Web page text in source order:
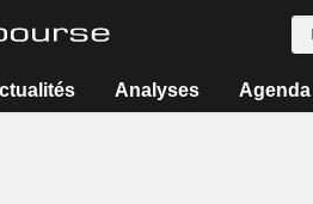
Analyses Agenda